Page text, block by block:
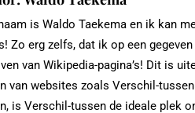
is Waldo Taekema en ik kan
Zo erg zelfs, dat ik op een
van Wikipedia-pagina’s! Dit is
van websites zoals Verschil-
is Verschil-tussen de ideale plek